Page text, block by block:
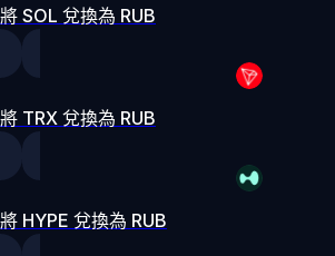
將 SOL 兌換為 RUB
將 TRX 兌換為 RUB
將 HYPE 兌換為 RUB